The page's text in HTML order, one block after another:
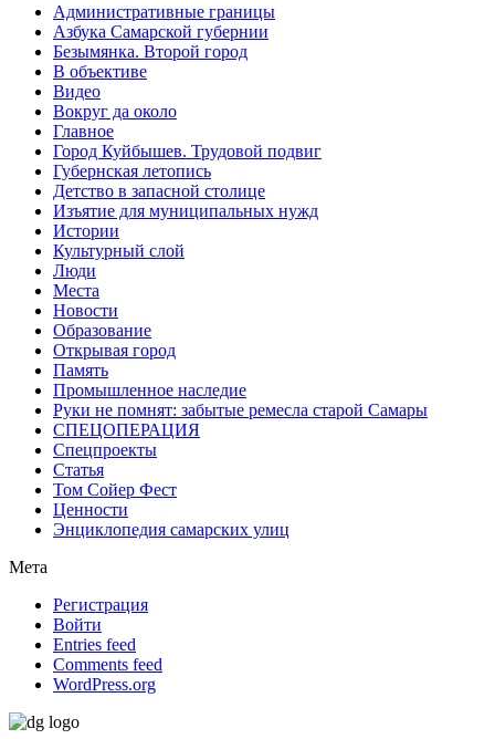
Административные границы
Азбука Самарской губернии
Безымянка. Второй город
В объективе
Видео
Вокруг да около
Главное
Город Куйбышев. Трудовой подвиг
Губернская летопись
Детство в запасной столице
Изъятие для муниципальных нужд
Истории
Культурный слой
Люди
Места
Новости
Образование
Открывая город
Память
Промышленное наследие
Руки не помнят: забытые ремесла старой Самары
СПЕЦОПЕРАЦИЯ
Спецпроекты
Статья
Том Сойер Фест
Ценности
Энциклопедия самарских улиц
Мета
Регистрация
Войти
Entries feed
Comments feed
WordPress.org